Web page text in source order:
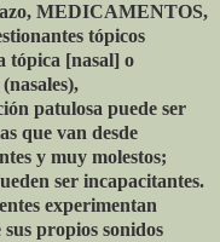
MEDICAMENTOS,
tópicos
tópica [nasal] o
patulosa puede ser
que van desde
y muy molestos;
ser incapacitantes.
experimentan
propios sonidos